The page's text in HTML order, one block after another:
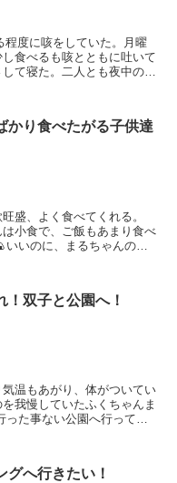
食べるも咳とともに吐いて
て寝た。二人とも夜中の咳
かり食べたがる子供達
盛、よく食べてくれる。
小食で、ご飯もあまり食べ
！双子と公園へ！
温もあがり、体がついてい
我慢していたふくちゃんま
グへ行きたい！